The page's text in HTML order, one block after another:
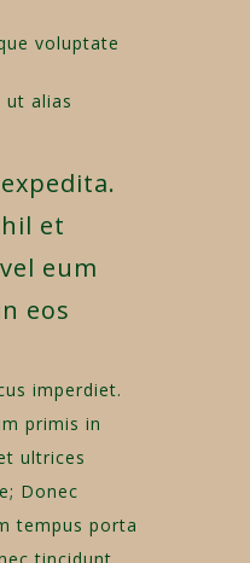
voluptate
ut alias
et
eum
eos
imperdiet.
primis in
ultrices
Donec
tempus porta
tincidunt